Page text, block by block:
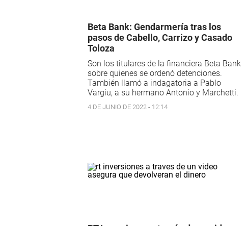
Beta Bank: Gendarmería tras los
pasos de Cabello, Carrizo y Casado
Toloza
Son los titulares de la financiera Beta Bank
sobre quienes se ordenó detenciones.
También llamó a indagatoria a Pablo
Vargiu, a su hermano Antonio y Marchetti.
4 DE JUNIO DE 2022 - 12:14